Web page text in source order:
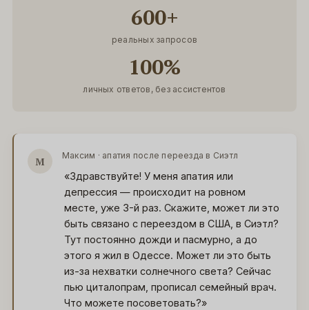
600+
реальных запросов
100%
личных ответов, без ассистентов
М Максим · апатия после переезда в Сиэтл
«Здравствуйте! У меня апатия или
депрессия — происходит на ровном
месте, уже 3-й раз. Скажите, может ли это
быть связано с переездом в США, в Сиэтл?
Тут постоянно дожди и пасмурно, а до
этого я жил в Одессе. Может ли это быть
из-за нехватки солнечного света? Сейчас
пью циталопрам, прописал семейный врач.
Что можете посоветовать?»